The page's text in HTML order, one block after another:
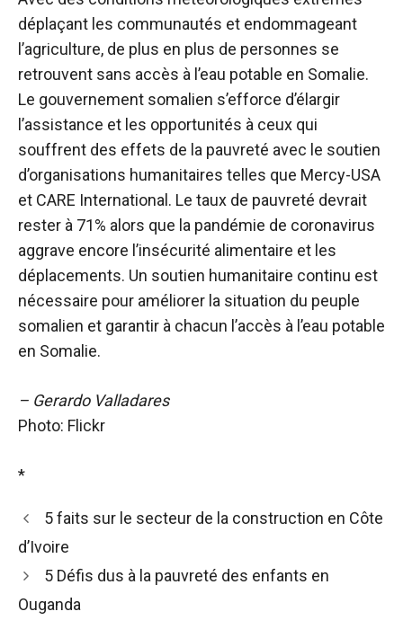
déplaçant les communautés et endommageant
l’agriculture, de plus en plus de personnes se
retrouvent sans accès à l’eau potable en Somalie.
Le gouvernement somalien s’efforce d’élargir
l’assistance et les opportunités à ceux qui
souffrent des effets de la pauvreté avec le soutien
d’organisations humanitaires telles que Mercy-USA
et CARE International. Le taux de pauvreté devrait
rester à 71% alors que la pandémie de coronavirus
aggrave encore l’insécurité alimentaire et les
déplacements. Un soutien humanitaire continu est
nécessaire pour améliorer la situation du peuple
somalien et garantir à chacun l’accès à l’eau potable
en Somalie.
– Gerardo Valladares
Photo: Flickr
*
5 faits sur le secteur de la construction en Côte
d’Ivoire
5 Défis dus à la pauvreté des enfants en
Ouganda